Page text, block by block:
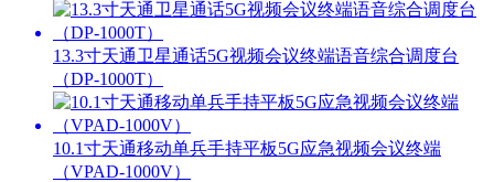
13.3寸天通卫星通话5G视频会议终端语音综合调度台
（DP-1000T）
10.1寸天通移动单兵手持平板5G应急视频会议终端
（VPAD-1000V）